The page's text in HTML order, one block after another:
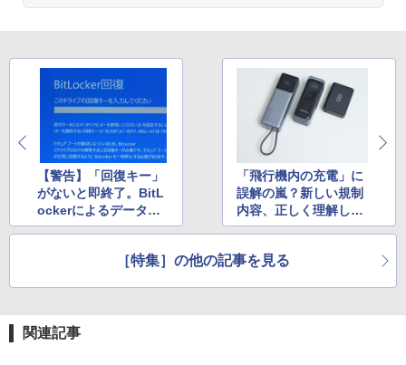
3
【期間限定10%OFFクーポン 8/12 10時
まで】 ゲーミングモニター 27インチ FH
D 240Hz 1ms Fast IPSパネル HDMI2.0×
1 DP1.4×1 Adaptive Sync対応 フリッカ
ーフリー ブルーライトカット モニター
ディスプレイ MAXZEN MGM27IC04-F2
40
￥13,980
e Care [ 27型 / フルHD(1920×1080) / ワ
[新品]サカモトデイズ SAKAMOTO DAY
￥14,916
4
永瀬廉 ファースト写真集（仮） [ 永瀬廉
]
￥3,960
ちいかわ なんか小さくてかわいいやつ
Anker Soundcore Liberty 5 ディープブルー
￥14,990
【2026年アップグレード版】AOKIMI ワイヤ
レスイヤホン bluetooth イヤホン V12 小型
軽量 ブルートゥースHi-Fi 最大36時間再生 ぶ
るーとゅーす コードレス ENCノイズキャン
付き 防水 タッチ式音量調整 スポーツ/通勤/通
On My Road (Stadium ver.)
￥250
￥1,117
by Amazon 炭酸水 ラベルレス 500ml ×24本
強炭酸水 ペットボトル 500ミリリットル (Sm
art Basic)
￥1,625
【Amazon.co.jp限定】 伊藤園 磨かれて、澄
￥594
HUNTER×HUNTER モノクロ版 39 (ジャンプ
コミックスDIGITAL)
￥572
版ビッグガンガンコミックス)
【警告】「回復キー」
がないと即終了。BitL
ockerによるデータ全
消失を防ぐ絶対ルール
「飛行機内の充電」に
誤解の嵐？新しい規制
内容、正しく理解して
いますか
［特集］の他の記事を見る
関連記事